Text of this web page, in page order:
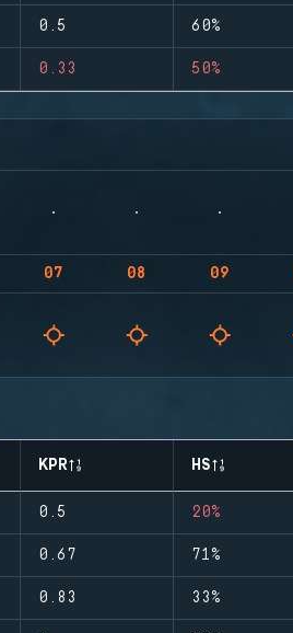
0.5 60%
0.33 50%
07 08 09
KPR HS
0.5 20%
0.67 71%
0.83 33%